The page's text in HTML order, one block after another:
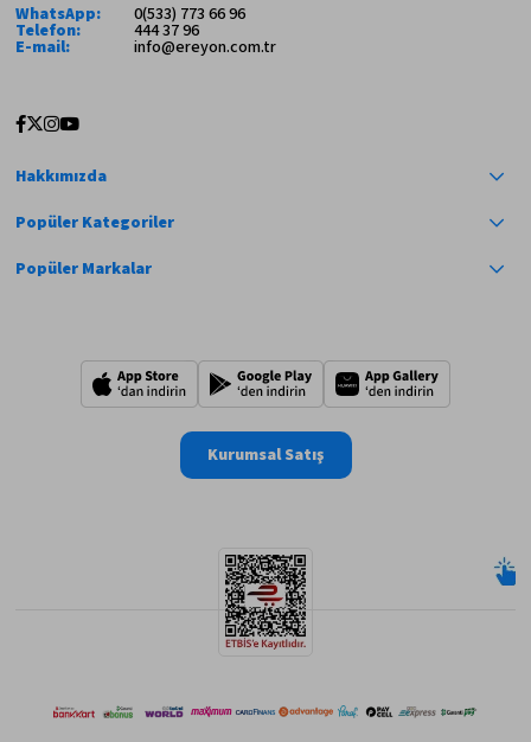
WhatsApp: 0(533) 773 66 96
Telefon: 444 37 96
E-mail: info@ereyon.com.tr
Hakkımızda
Popüler Kategoriler
Popüler Markalar
Kurumsal Satış